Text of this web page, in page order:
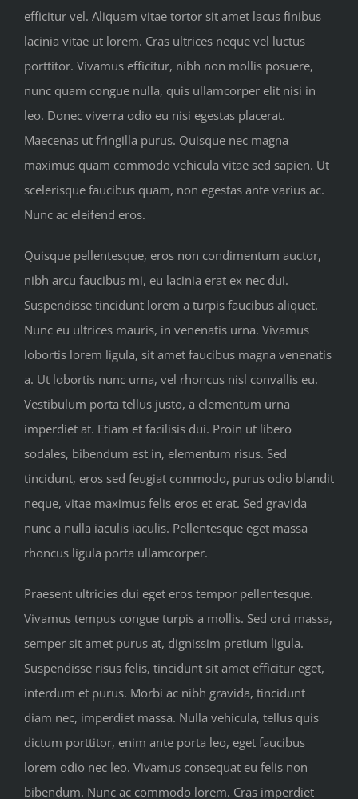
efficitur vel. Aliquam vitae tortor sit amet lacus finibus
lacinia vitae ut lorem. Cras ultrices neque vel luctus
porttitor. Vivamus efficitur, nibh non mollis posuere,
nunc quam congue nulla, quis ullamcorper elit nisi in
leo. Donec viverra odio eu nisi egestas placerat.
Maecenas ut fringilla purus. Quisque nec magna
maximus quam commodo vehicula vitae sed sapien. Ut
scelerisque faucibus quam, non egestas ante varius ac.
Nunc ac eleifend eros.
Quisque pellentesque, eros non condimentum auctor,
nibh arcu faucibus mi, eu lacinia erat ex nec dui.
Suspendisse tincidunt lorem a turpis faucibus aliquet.
Nunc eu ultrices mauris, in venenatis urna. Vivamus
lobortis lorem ligula, sit amet faucibus magna venenatis
a. Ut lobortis nunc urna, vel rhoncus nisl convallis eu.
Vestibulum porta tellus justo, a elementum urna
imperdiet at. Etiam et facilisis dui. Proin ut libero
sodales, bibendum est in, elementum risus. Sed
tincidunt, eros sed feugiat commodo, purus odio blandit
neque, vitae maximus felis eros et erat. Sed gravida
nunc a nulla iaculis iaculis. Pellentesque eget massa
rhoncus ligula porta ullamcorper.
Praesent ultricies dui eget eros tempor pellentesque.
Vivamus tempus congue turpis a mollis. Sed orci massa,
semper sit amet purus at, dignissim pretium ligula.
Suspendisse risus felis, tincidunt sit amet efficitur eget,
interdum et purus. Morbi ac nibh gravida, tincidunt
diam nec, imperdiet massa. Nulla vehicula, tellus quis
dictum porttitor, enim ante porta leo, eget faucibus
lorem odio nec leo. Vivamus consequat eu felis non
bibendum. Nunc ac commodo lorem. Cras imperdiet